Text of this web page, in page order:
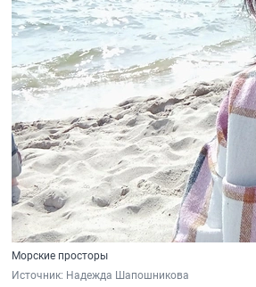
Морские просторы
Источник: Надежда Шапошникова